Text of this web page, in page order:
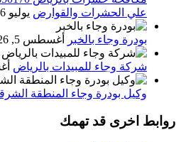
علي الحشرات والقوارض يوليو 16, 2025
بودرة وجاء بالخبر أغسطس 5, 2026
شركة وجاء للمبيدات بالرياض
وكيل بودرة وجاء المنطقة
روابط اخرى قد تهمك